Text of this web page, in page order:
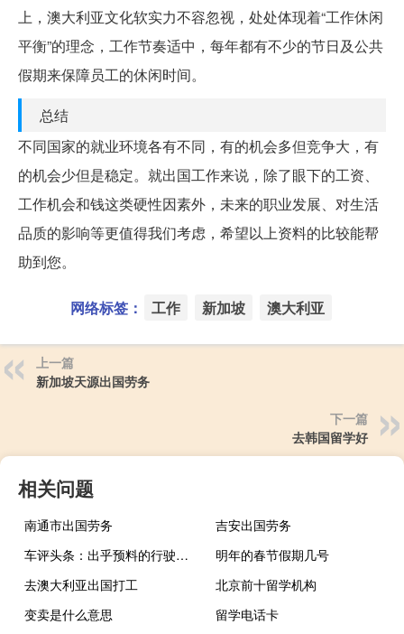
上，澳大利亚文化软实力不容忽视，处处体现着“工作休闲
平衡”的理念，工作节奏适中，每年都有不少的节日及公共
假期来保障员工的休闲时间。
总结
不同国家的就业环境各有不同，有的机会多但竞争大，有
的机会少但是稳定。就出国工作来说，除了眼下的工资、
工作机会和钱这类硬性因素外，未来的职业发展、对生活
品质的影响等更值得我们考虑，希望以上资料的比较能帮
助到您。
网络标签： 工作 新加坡 澳大利亚
上一篇
新加坡天源出国劳务
下一篇
去韩国留学好
相关问题
南通市出国劳务
吉安出国劳务
车评头条：出乎预料的行驶品质 测试江淮汽车iC5
明年的春节假期几号
去澳大利亚出国打工
北京前十留学机构
变卖是什么意思
留学电话卡